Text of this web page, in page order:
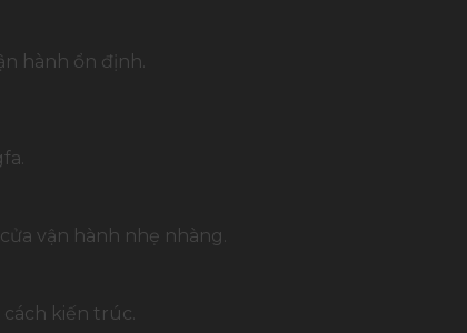
hành ổn định.
vận hành nhẹ nhàng.
kiến trúc.